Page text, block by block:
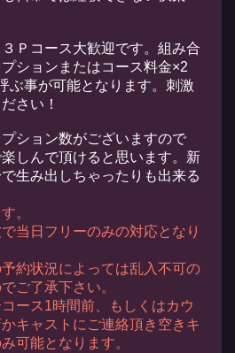
Ｐコース大歓迎です。組み合
ションまたはコース料金×2
ぶ事が可能となります。刺激
さい！
ション数がございますので
しんで頂けると思います。新
生み出しちゃったりも出来る
。
当日フリーのみの対応となり
約状況によっては乱入不可の
ご了承下さい。
ース1時間前、もしくはカウ
キャストにご連絡頂き空きキ
可能となります。